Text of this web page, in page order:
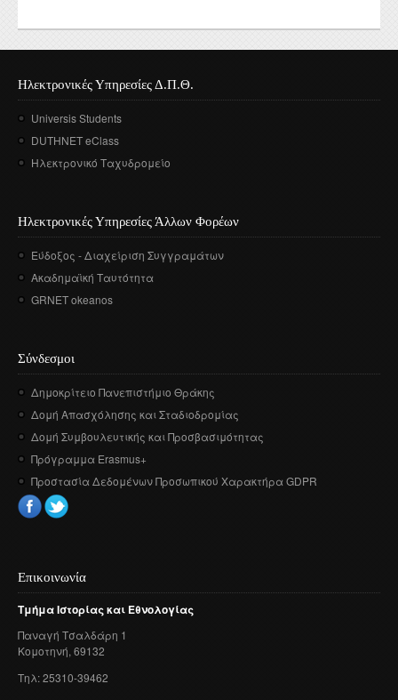
Ηλεκτρονικές Υπηρεσίες Δ.Π.Θ.
Universis Students
DUTHNET eClass
Ηλεκτρονικό Ταχυδρομείο
Ηλεκτρονικές Υπηρεσίες Άλλων Φορέων
Εύδοξος - Διαχείριση Συγγραμάτων
Ακαδημαϊκή Ταυτότητα
GRNET okeanos
Σύνδεσμοι
Δημοκρίτειο Πανεπιστήμιο Θράκης
Δομή Απασχόλησης και Σταδιοδρομίας
Δομή Συμβουλευτικής και Προσβασιμότητας
Πρόγραμμα Erasmus+
Προστασία Δεδομένων Προσωπικού Χαρακτήρα GDPR
Επικοινωνία
ΤμήμαΙστορίαςκαι Εθνολογίας
Παναγή Τσαλδάρη 1
Κομοτηνή, 69132
Τηλ: 25310-39462